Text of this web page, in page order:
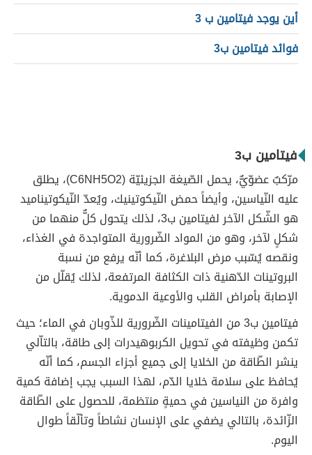
أين يوجد فيتامين ب 3
فوائد فيتامين ب3
فيتامين ب3
مرّكبٌ عضوّيٌّ، يحمل الصّيغة الجزيئيّة (C6NH5O2)، يطلق
عليه النّياسين، وأيضاً حمض النّيكوتينيك، ويُعدّ النّيكوتيناميد
هو الشّكل الآخر لفيتامين ب3، لذلك يتحول كلٌّ منهما من
شكلٍ لآخر، وهو من المواد الضّرورية المتواجدة في الغذاء،
ونقصه يُسّبب مرض البلاغرة، كما أنّه يرفع من نسبة
البروتينات الدّهنية ذات الكثافة المرتفعة، لذلك يُقلّل من
الإصابة بأمراض القلب والأوعية الدموية.
فيتامين ب3 من الفيتامينات الضّرورية للذّوبان في الماء؛ حيث
تكمن وظيفته في تحويل الكربوهيدرات إلى طاقة، بالتاّلي
ينشر الطّاقة من الخلايا إلى جميع أجزاء الجسم، كما أنّه
يُحافظ على سلامة خلايا الدّم، لهذا السبب يجب إضافة كمية
وافرة من النياسين في حميةٍ منتظمة، للحصول على الطّاقة
الزّائدة، بالتالي يضفي على الإنسان نشاطاً وتألّقاً طوال
اليوم.